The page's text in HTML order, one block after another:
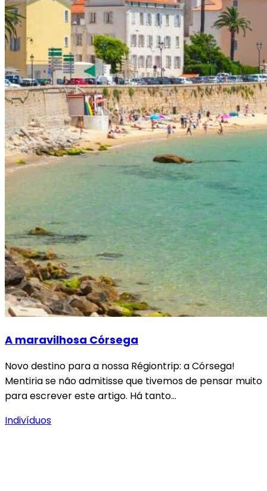
A maravilhosa Córsega
Novo destino para a nossa Régiontrip: a Córsega!
Mentiria se não admitisse que tivemos de pensar muito
para escrever este artigo. Há tanto…
Indivíduos